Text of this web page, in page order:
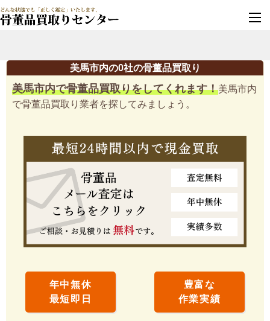
美馬市内の0社の骨董品買取り
美馬市内で骨董品買取りをしてくれます！美馬市内
で骨董品買取り業者を探してみましょう。
年中無休
最短即日
豊富な
作業実績